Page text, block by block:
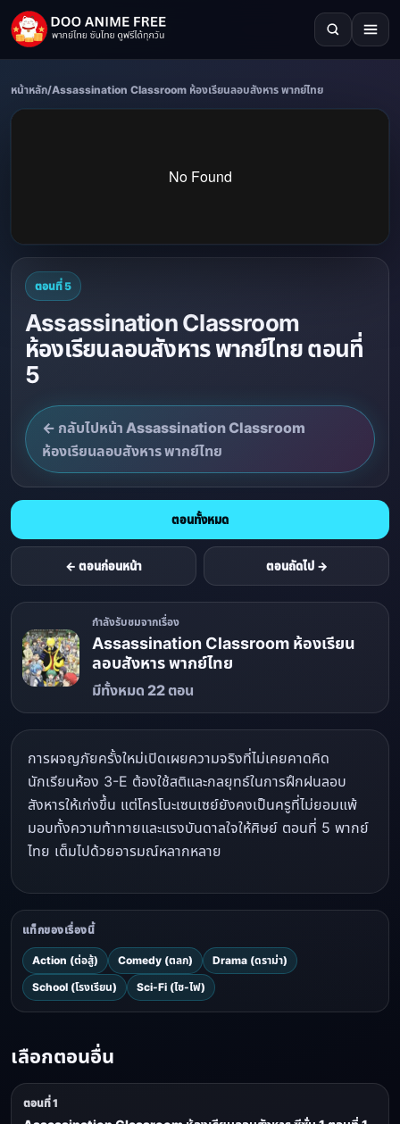
หน้าหลัก/Assassination Classroom ห้องเรียนลอบสังหาร พากย์ไทย
ตอนที่ 5
Assassination Classroom
ห้องเรียนลอบสังหาร พากย์ไทย ตอนที่
5
← กลับไปหน้า Assassination Classroom
ห้องเรียนลอบสังหาร พากย์ไทย
← ตอนก่อนหน้า
ตอนทั้งหมด
ตอนถัดไป →
กำลังรับชมจากเรื่อง
Assassination Classroom ห้องเรียน
ลอบสังหาร พากย์ไทย
มีทั้งหมด 22 ตอน
การผจญภัยครั้งใหม่เปิดเผยความจริงที่ไม่เคยคาดคิด
นักเรียนห้อง 3-E ต้องใช้สติและกลยุทธ์ในการฝึกฝนลอบ
สังหารให้เก่งขึ้น แต่โครโนะเซนเซย์ยังคงเป็นครูที่ไม่ยอมแพ้
มอบทั้งความท้าทายและแรงบันดาลใจให้ศิษย์ ตอนที่ 5 พากย์
ไทย เต็มไปด้วยอารมณ์หลากหลาย
แท็กของเรื่องนี้
Action (ต่อสู้) Comedy (ตลก)
Drama (ดราม่า)
School (โรงเรียน)
Sci-Fi (ไซ-ไฟ)
เลือกตอนอื่น
ตอนที่ 1